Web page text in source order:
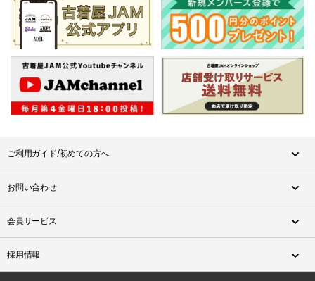
ご利用ガイド/初めての方へ
お問い合わせ
会員サービス
採用情報